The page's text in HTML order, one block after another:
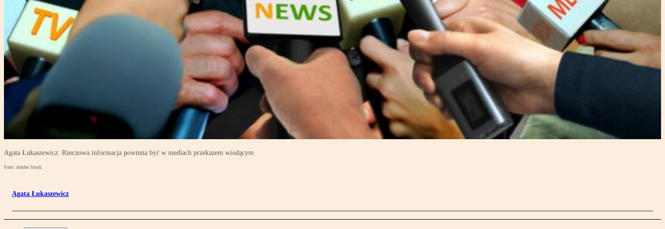
Agata Łukaszewicz: Rzeczowa informacja powinna być w mediach przekazem wiodącym
Foto: Adobe Stock
Agata Łukaszewicz